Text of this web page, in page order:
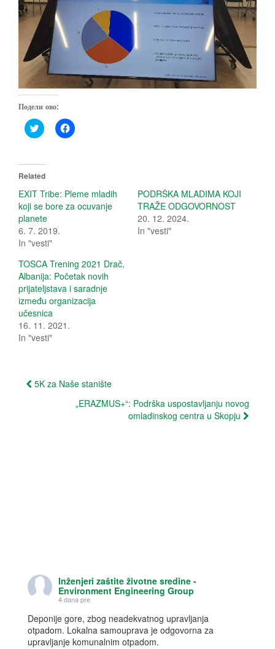
Подели ово:
C
l
t
o
s
h
a
r
e
o
n
w
t
t
e
r
(
O
p
e
n
s
i
w
i
C
l
h
a
r
e
b
o
o
k
(
w
w
Related
EXIT Tribe: Pleme mladih
koji se bore za ocuvanje
planete
6. 7. 2019.
In "vesti"
PODRŠKA MLADIMA KOJI
TRAŽE ODGOVORNOST
20. 12. 2024.
In "vesti"
TOSCA Trening 2021 Drač,
Albanija: Početak novih
prijateljstava i saradnje
između organizacija
učesnica
16. 11. 2021.
In "vesti"
Post
navigation
5K za Naše stanište
„ERAZMUS+“: Podrška uspostavljanju novog
omladinskog centra u Skopju
Inženjeri zaštite životne sredine -
Environment Engineering Group
4 dana pre
Deponije gore, zbog neadekvatnog upravljanja
otpadom. Lokalna samouprava je odgovorna za
upravljanje komunalnim otpadom.